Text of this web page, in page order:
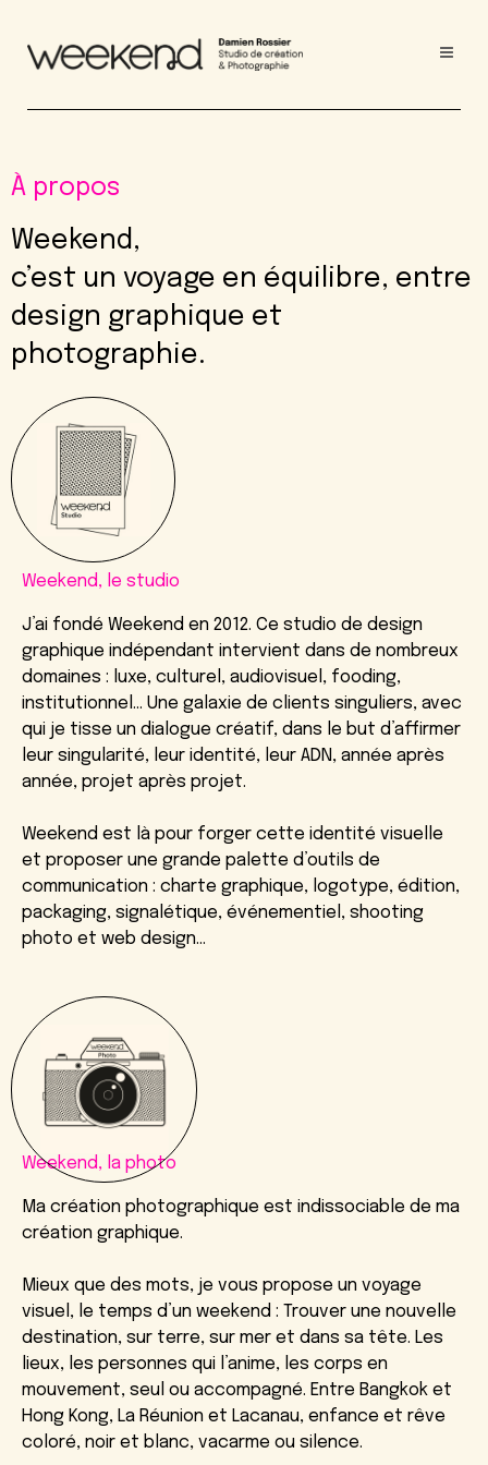
À propos
Weekend,
c’est un voyage en équilibre, entre
design graphique et
photographie.
Weekend, le studio
J’ai fondé Weekend en 2012. Ce studio de design
graphique indépendant intervient dans de nombreux
domaines : luxe, culturel, audiovisuel, fooding,
institutionnel… Une galaxie de clients singuliers, avec
qui je tisse un dialogue créatif, dans le but d’affirmer
leur singularité, leur identité, leur ADN, année après
année, projet après projet.
Weekend est là pour forger cette identité visuelle
et proposer une grande palette d’outils de
communication : charte graphique, logotype, édition,
packaging, signalétique, événementiel, shooting
photo et web design…
Weekend, la photo
Ma création photographique est indissociable de ma
création graphique.
Mieux que des mots, je vous propose un voyage
visuel, le temps d’un weekend : Trouver une nouvelle
destination, sur terre, sur mer et dans sa tête. Les
lieux, les personnes qui l’anime, les corps en
mouvement, seul ou accompagné. Entre Bangkok et
Hong Kong, La Réunion et Lacanau, enfance et rêve
coloré, noir et blanc, vacarme ou silence.